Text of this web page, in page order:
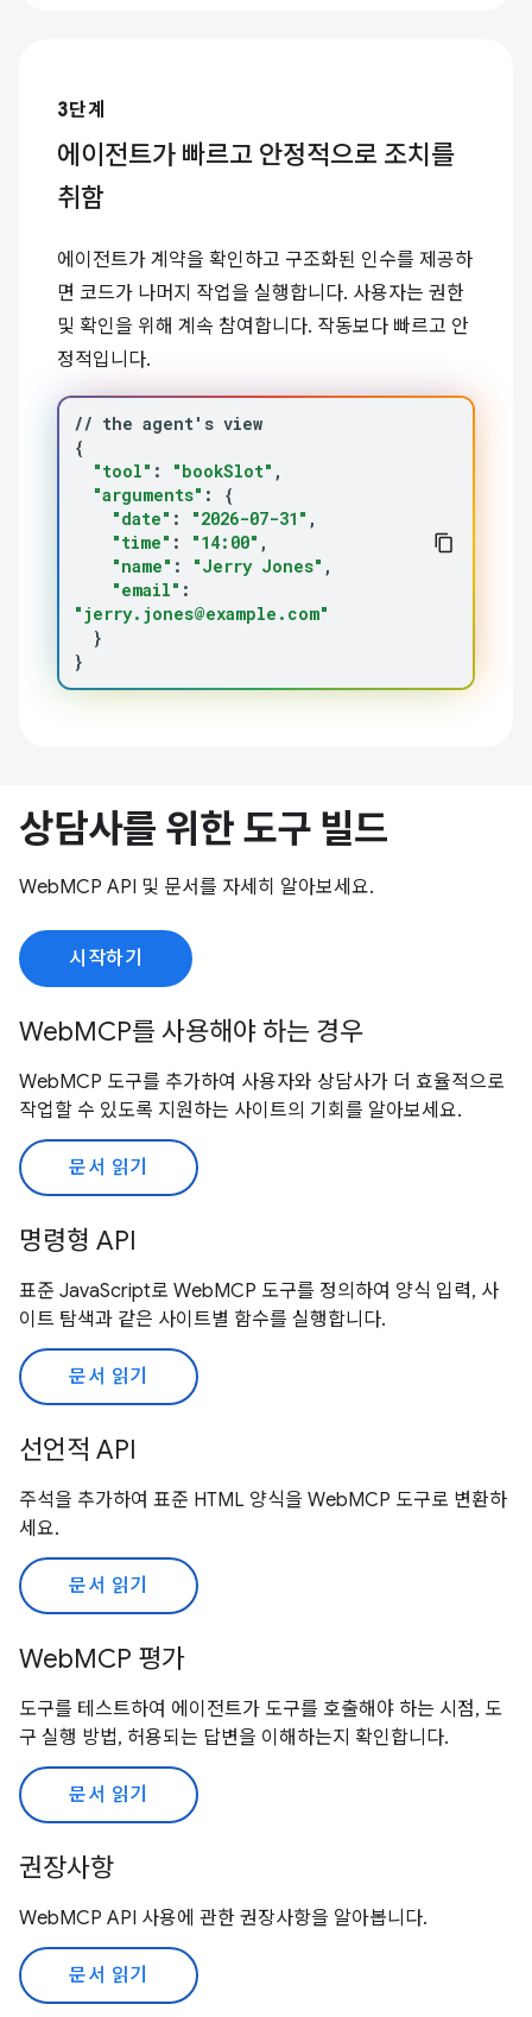
3단계
에이전트가 빠르고 안정적으로 조치를
취함
에이전트가 계약을 확인하고 구조화된 인수를 제공하
면 코드가 나머지 작업을 실행합니다. 사용자는 권한
및 확인을 위해 계속 참여합니다. 작동보다 빠르고 안
정적입니다.
// the agent' s
{
"tool" : "bookSlot"
"arguments" :
{
"date" : "2026-07-31"
"time" : "14:00"
"name" : "Jerry Jones"
"email" :
"jerry.jones@example.com"
}
}
상담사를 위한 도구 빌드
WebMCP API 및 문서를 자세히 알아보세요.
시작하기
WebMCP를 사용해야 하는 경우
WebMCP 도구를 추가하여 사용자와 상담사가 더 효율적으로
작업할 수 있도록 지원하는 사이트의 기회를 알아보세요.
문서 읽기
명령형 API
표준 JavaScript로 WebMCP 도구를 정의하여 양식 입력, 사
이트 탐색과 같은 사이트별 함수를 실행합니다.
문서 읽기
선언적 API
주석을 추가하여 표준 HTML 양식을 WebMCP 도구로 변환하
세요.
문서 읽기
WebMCP 평가
도구를 테스트하여 에이전트가 도구를 호출해야 하는 시점, 도
구 실행 방법, 허용되는 답변을 이해하는지 확인합니다.
문서 읽기
권장사항
WebMCP API 사용에 관한 권장사항을 알아봅니다.
문서 읽기